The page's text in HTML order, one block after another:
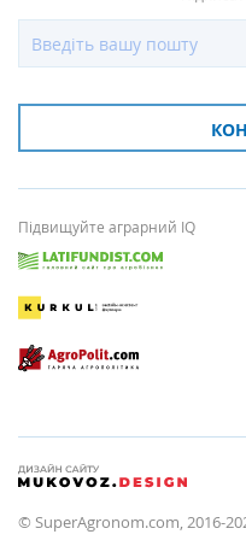
Підвищуйте аграрний IQ
© SuperAgronom.com, 2016-